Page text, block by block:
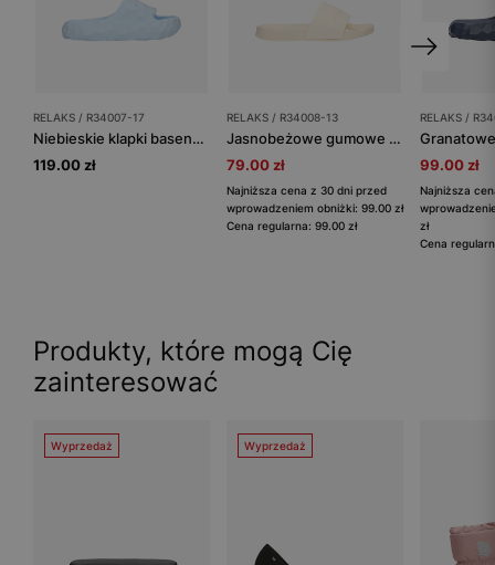
RELAKS / R34007-17
Niebieskie klapki basenowe RELAKS
119.00 zł
RELAKS / R34008-13
Jasnobeżowe gumowe klapki basenowe RELAKS
79.00 zł
Najniższa cena z 30 dni przed
wprowadzeniem obniżki: 99.00 zł
Cena regularna: 99.00 zł
RELAKS /
99.00 zł
Najniższa
zł
Cena
Produkty, które mogą Cię
zainteresować
Wyprzedaż Wyprzedaż